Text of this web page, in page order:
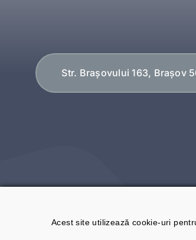
Str. Brașovului 163, Brașov
Acest site utilizează cookie-uri